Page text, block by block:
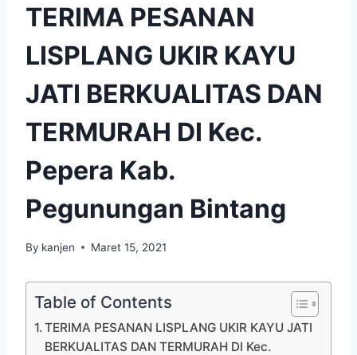
TERIMA PESANAN
LISPLANG UKIR KAYU
JATI BERKUALITAS DAN
TERMURAH DI Kec.
Pepera Kab.
Pegunungan Bintang
By kanjen Maret 15, 2021
Table of Contents
TERIMA PESANAN LISPLANG UKIR KAYU JATI
BERKUALITAS DAN TERMURAH DI Kec.